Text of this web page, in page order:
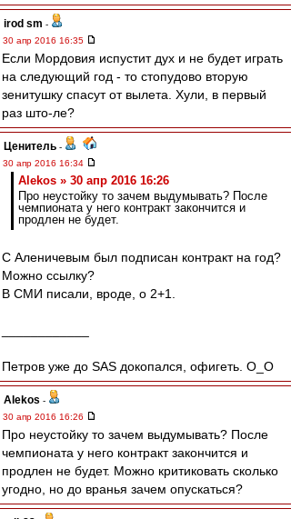
irod sm -
30 апр 2016 16:35
Если Мордовия испустит дух и не будет играть
на следующий год - то стопудово вторую
зенитушку спасут от вылета. Хули, в первый
раз што-ле?
Ценитель -
30 апр 2016 16:34
Alekos » 30 апр 2016 16:26
Про неустойку то зачем выдумывать? После
чемпионата у него контракт закончится и
продлен не будет.
С Аленичевым был подписан контракт на год?
Можно ссылку?
В СМИ писали, вроде, о 2+1.
Петров уже до SAS докопался, офигеть. O_O
Alekos -
30 апр 2016 16:26
Про неустойку то зачем выдумывать? После
чемпионата у него контракт закончится и
продлен не будет. Можно критиковать сколько
угодно, но до вранья зачем опускаться?